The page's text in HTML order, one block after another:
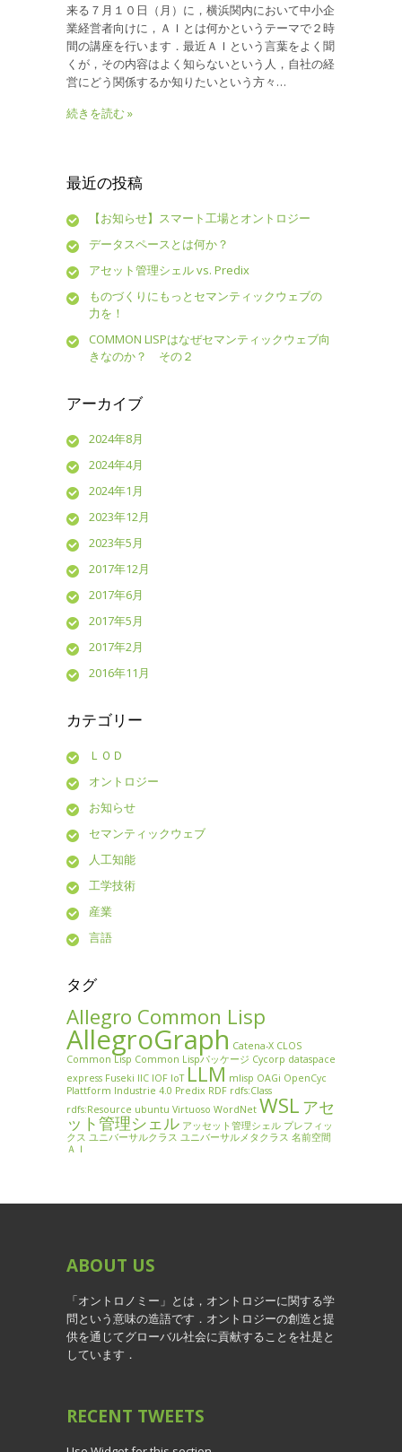
来る７月１０日（月）に，横浜関内において中小企
業経営者向けに，ＡＩとは何かというテーマで２時
間の講座を行います．最近ＡＩという言葉をよく聞
くが，その内容はよく知らないという人，自社の経
営にどう関係するか知りたいという方々…
続きを読む »
最近の投稿
【お知らせ】スマート工場とオントロジー
データスペースとは何か？
アセット管理シェル vs. Predix
ものづくりにもっとセマンティックウェブの
力を！
COMMON LISPはなぜセマンティックウェブ向
きなのか？ その２
アーカイブ
2024年8月
2024年4月
2024年1月
2023年12月
2023年5月
2017年12月
2017年6月
2017年5月
2017年2月
2016年11月
カテゴリー
ＬＯＤ
オントロジー
お知らせ
セマンティックウェブ
人工知能
工学技術
産業
言語
タグ
Allegro Common Lisp
AllegroGraph Catena-X CLOS
Common Lisp Common Lispパッケージ Cycorp dataspace
express Fuseki IIC IOF IoT LLM mlisp OAGi OpenCyc
Plattform Industrie 4.0 Predix RDF rdfs:Class
rdfs:Resource ubuntu Virtuoso WordNet WSL アセ
ット管理シェル アッセット管理シェル プレフィッ
クス ユニバーサルクラス ユニバーサルメタクラス 名前空間
ＡＩ
ABOUT US
「オントロノミー」とは，オントロジーに関する学
問という意味の造語です．オントロジーの創造と提
供を通じてグローバル社会に貢献することを社是と
しています．
RECENT TWEETS